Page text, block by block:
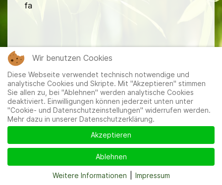
fa
Mitglieder|Impressum| Datenschutzerklärung|Cookie-
und Datenschutzeinstellungen
Wir benutzen Cookies
Diese Webseite verwendet technisch notwendige und
analytische Cookies und Skripte. Mit "Akzeptieren" stimmen
Sie allen zu, bei "Ablehnen" werden analytische Cookies
deaktiviert. Einwilligungen können jederzeit unten unter
"Cookie- und Datenschutzeinstellungen" widerrufen werden.
Mehr dazu in unserer Datenschutzerklärung.
Akzeptieren
Ablehnen
Weitere Informationen Impressum